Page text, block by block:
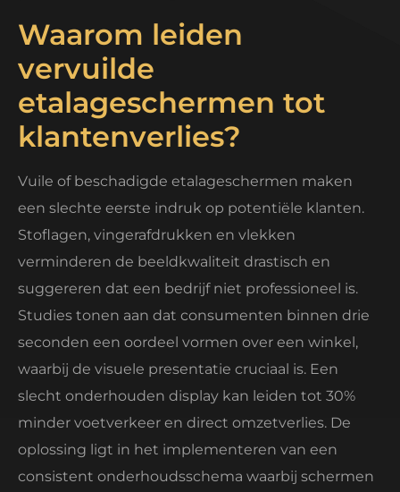
Waarom leiden
vervuilde
etalageschermen tot
klantenverlies?
Vuile of beschadigde etalageschermen maken
een slechte eerste indruk op potentiële klanten.
Stoflagen, vingerafdrukken en vlekken
verminderen de beeldkwaliteit drastisch en
suggereren dat een bedrijf niet professioneel is.
Studies tonen aan dat consumenten binnen drie
seconden een oordeel vormen over een winkel,
waarbij de visuele presentatie cruciaal is. Een
slecht onderhouden display kan leiden tot 30%
minder voetverkeer en direct omzetverlies. De
oplossing ligt in het implementeren van een
consistent onderhoudsschema waarbij schermen